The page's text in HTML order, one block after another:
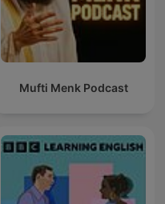
Mufti Menk Podcast